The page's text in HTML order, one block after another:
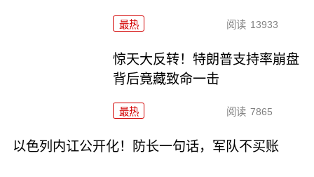
最热 阅读 13933
惊天大反转！特朗普支持率崩盘
背后竟藏致命一击
最热 阅读 7865
以色列内讧公开化！防长一句话，军队不买账